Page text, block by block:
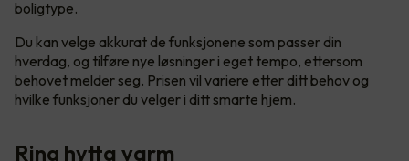
boligtype.
Du kan velge akkurat de funksjonene som passer din
hverdag, og tilføre nye løsninger i eget tempo, ettersom
behovet melder seg. Prisen vil variere etter ditt behov og
hvilke funksjoner du velger i ditt smarte hjem.
Ring hytta varm